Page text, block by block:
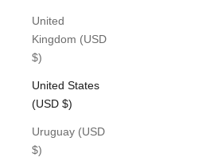
United
Kingdom (USD
$)
United States
(USD $)
Uruguay (USD
$)